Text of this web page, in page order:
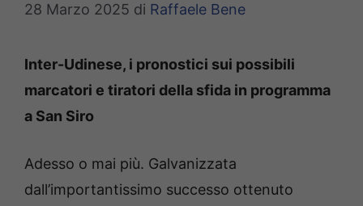
28 Marzo 2025 di Raffaele Bene
Inter-Udinese, i pronostici sui possibili
marcatori e tiratori della sfida in programma
a San Siro
Adesso o mai più. Galvanizzata
dall’importantissimo successo ottenuto